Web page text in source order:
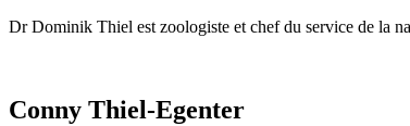
Dr Dominik Thiel est zoologiste et chef du service de la
Conny Thiel-Egenter